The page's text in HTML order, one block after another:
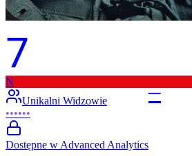
7
–
N
Unikalni Widzowie
••••••
Dostępne w Advanced Analytics